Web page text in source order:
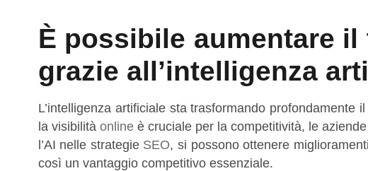
È possibile aumentare
grazie all’intelligenza
L’intelligenza artificiale sta trasformando profondamente
la visibilità onlineè cruciale per la competitività, le
l’AI nelle strategie SEO, si possono ottenere
così un vantaggio competitivo essenziale.